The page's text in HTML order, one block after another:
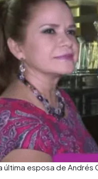
última esposa de